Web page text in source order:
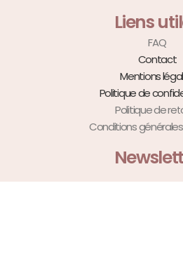
Liens
FAQ
Contact
Mentions
Politique de
Politique de
Conditions